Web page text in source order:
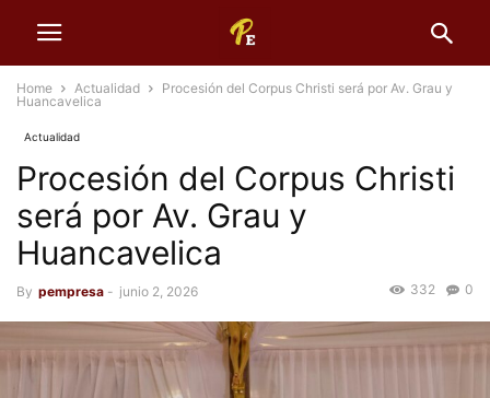
Home Actualidad
Procesión del Corpus Christi será por Av. Grau y
Huancavelica
Actualidad
Procesión del Corpus Christi
será por Av. Grau y
Huancavelica
By pempresa - junio 2, 2026 0
332